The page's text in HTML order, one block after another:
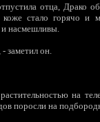
отца, Драко
коже стало горячо и
и насмешливы.
заметил он.
на
поросли на